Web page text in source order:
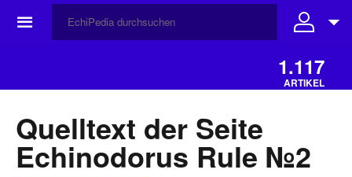
☰
1.117
ARTIKEL
Quelltext der Seite
Echinodorus Rule №2